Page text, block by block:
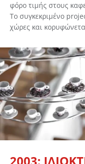
φόρο τιμής στους
Το συγκεκριμένο
χώρες και